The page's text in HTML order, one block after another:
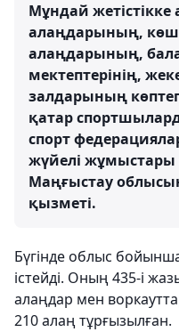
Мұндай жетістікке
алаңдарының,
алаңдарының,
мектептерінің,
залдарының
қатар
спорт
жүйелі жұмыстары
Маңғыстау
қызметі.
Бүгінде облыс
істейді. Оның 435-і
алаңдар мен
210 алаң тұрғызылған.